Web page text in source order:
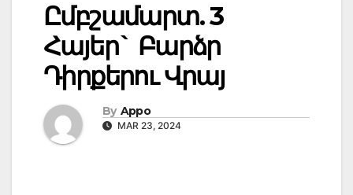
Ըմբշամարտ. 3
Հայեր` Բարձր
Դիրքերու Վրայ
By Appo
MAR 23, 2024